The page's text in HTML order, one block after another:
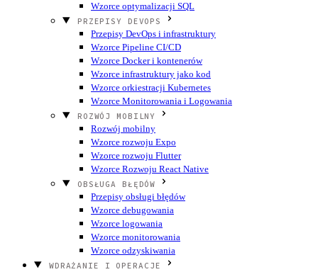
Wzorce optymalizacji SQL
PRZEPISY DEVOPS
Przepisy DevOps i infrastruktury
Wzorce Pipeline CI/CD
Wzorce Docker i kontenerów
Wzorce infrastruktury jako kod
Wzorce orkiestracji Kubernetes
Wzorce Monitorowania i Logowania
ROZWÓJ MOBILNY
Rozwój mobilny
Wzorce rozwoju Expo
Wzorce rozwoju Flutter
Wzorce Rozwoju React Native
OBSŁUGA BŁĘDÓW
Przepisy obsługi błędów
Wzorce debugowania
Wzorce logowania
Wzorce monitorowania
Wzorce odzyskiwania
WDRAŻANIE I OPERACJE